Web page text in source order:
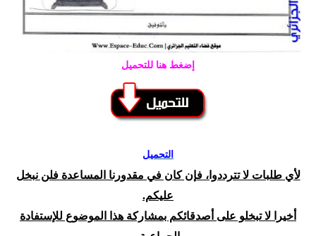
إضغط هنا للتحميل
التحميل
لأي طلبات لا تترددوا، فإن كان في مقدورنا المساعدة فلن نبخل
عليكم.
أخيرا لا تبخلو على أصدقائكم بمشاركة هذا الموضوع للإستفادة